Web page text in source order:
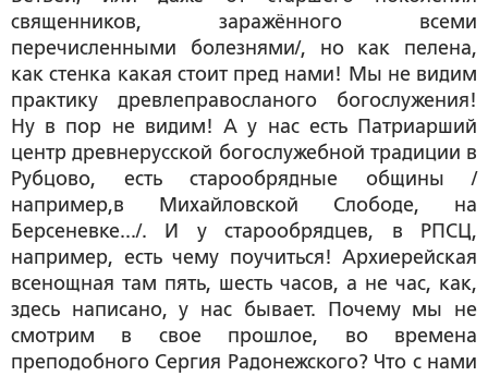
священников, заражённого всеми
перечисленными болезнями/, но как пелена,
как стенка какая стоит пред нами! Мы не видим
практику древлеправосланого богослужения!
Ну в пор не видим! А у нас есть Патриарший
центр древнерусской богослужебной традиции в
Рубцово, есть старообрядные общины /
например,в Михайловской Слободе, на
Берсеневке.../. И у старообрядцев, в РПСЦ,
например, есть чему поучиться! Архиерейская
всенощная там пять, шесть часов, а не час, как,
здесь написано, у нас бывает. Почему мы не
смотрим в свое прошлое, во времена
преподобного Сергия Радонежского? Что с нами